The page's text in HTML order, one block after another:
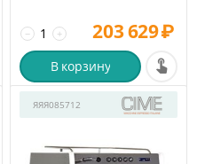
+
− 203 629₽
В корзину
ЯЯЯ085712